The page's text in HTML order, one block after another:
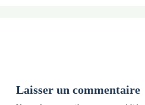
Laisser un commentaire